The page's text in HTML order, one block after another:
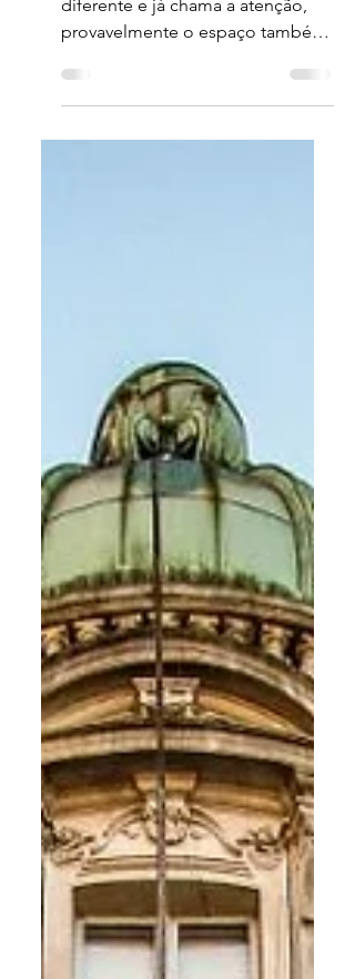
Quando o nome da cafeteria é
diferente e já chama a atenção,
provavelmente o espaço também
sai do tradicional. Será? Você